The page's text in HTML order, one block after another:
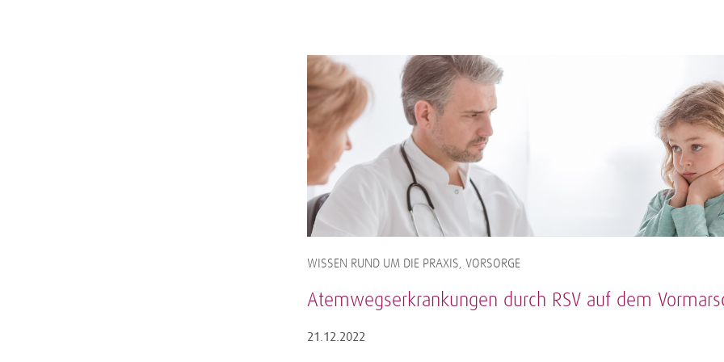
WISSEN RUND UM DIE PRAXIS, VORSORGE
Atemwegserkrankungen durch RSV auf dem
21.12.2022